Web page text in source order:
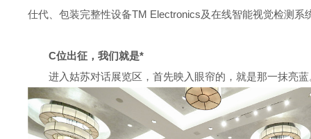
仕代、包装完整性设备TM Electronics及在线智能视觉检测
C位出征，我们就是*
进入姑苏对话展览区，首先映入眼帘的，就是那一抹亮